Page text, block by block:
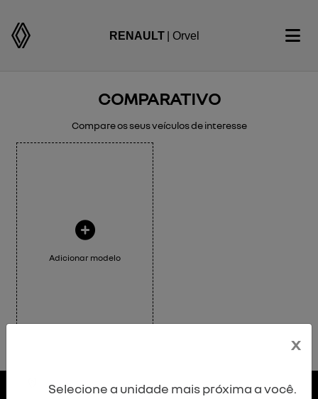
RENAULT | Orvel
COMPARATIVO
Compare os seus veículos de interesse
Adicionar modelo
x
Selecione a unidade mais próxima a você.